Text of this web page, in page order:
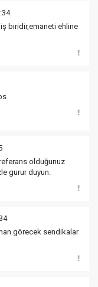
biridir,emaneti ehline
olduğunuz
gurur duyun.
görecek sendikalar